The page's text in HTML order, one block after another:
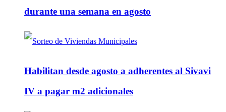
durante una semana en agosto
Habilitan desde agosto a adherentes al Sivavi
IV a pagar m2 adicionales